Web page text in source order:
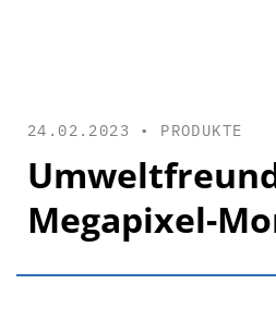
24.02.2023 • PRODUKTE
Megapixel-